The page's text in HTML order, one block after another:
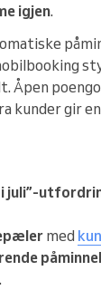
igjen.
Åpen
kunder gir
i juli”-
med